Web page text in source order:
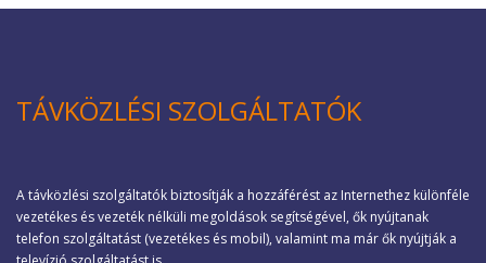
TÁVKÖZLÉSI SZOLGÁLTATÓK
A távközlési szolgáltatók biztosítják a hozzáférést az Internethez különféle
vezetékes és vezeték nélküli megoldások segítségével, ők nyújtanak
telefon szolgáltatást (vezetékes és mobil), valamint ma már ők nyújtják a